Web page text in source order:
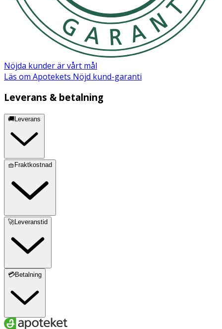
Nöjda kunder är vårt mål
Läs om Apotekets Nöjd kund-garanti
Leverans & betalning
🚚Leverans
🧺Fraktkostnad
🚀Leveranstid
💳Betalning